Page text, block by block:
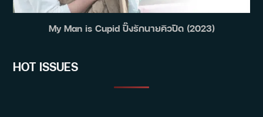
My Man is Cupid ปิ๊งรักนายคิวปิด (2023)
HOT ISSUES